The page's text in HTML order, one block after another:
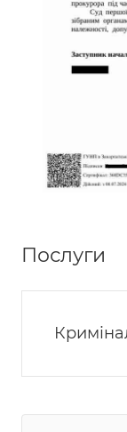
Послуги